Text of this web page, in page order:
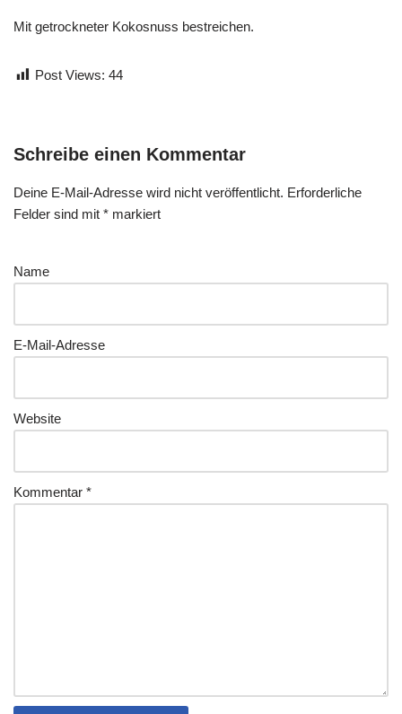
Mit getrockneter Kokosnuss bestreichen.
Post Views: 44
Schreibe einen Kommentar
Deine E-Mail-Adresse wird nicht veröffentlicht. Erforderliche
Felder sind mit * markiert
Name
E-Mail-Adresse
Website
Kommentar *